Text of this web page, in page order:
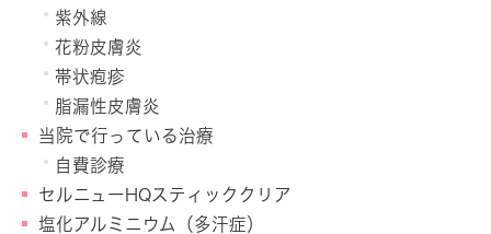
紫外線
花粉皮膚炎
帯状疱疹
脂漏性皮膚炎
当院で行っている治療
自費診療
セルニューHQスティッククリア
塩化アルミニウム（多汗症）